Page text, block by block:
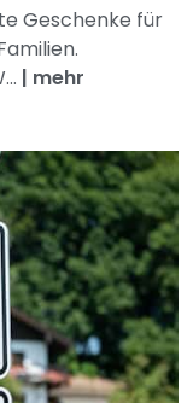
Geschenke für
| mehr